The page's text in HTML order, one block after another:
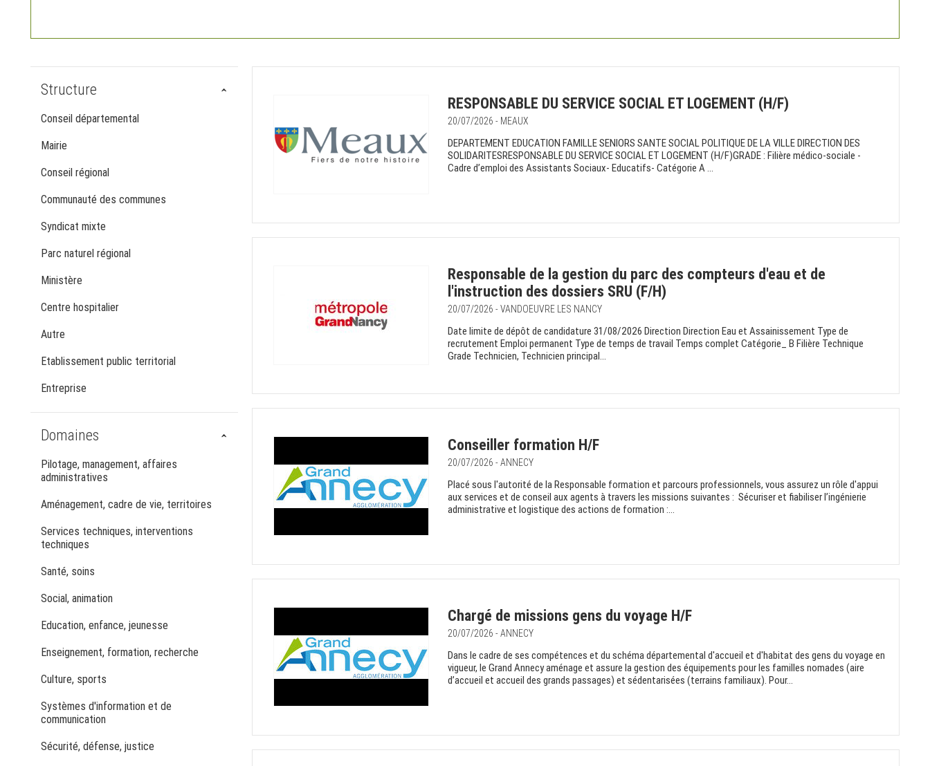
Structure
Conseil départemental
Mairie
Conseil régional
Communauté des communes
Syndicat mixte
Parc naturel régional
Ministère
Centre hospitalier
Autre
Etablissement public territorial
Entreprise
Domaines
Pilotage, management, affaires
administratives
Aménagement, cadre de vie, territoires
Services techniques, interventions
techniques
Santé, soins
Social, animation
Education, enfance, jeunesse
Enseignement, formation, recherche
Culture, sports
Systèmes d'information et de
communication
Sécurité, défense, justice
RESPONSABLE DU SERVICE SOCIAL ET LOGEMENT (H/F)
20/07/2026 - MEAUX
DEPARTEMENT EDUCATION FAMILLE SENIORS SANTE SOCIAL POLITIQUE DE LA VILLE DIRECTION DES
SOLIDARITESRESPONSABLE DU SERVICE SOCIAL ET LOGEMENT (H/F)GRADE : Filière médico-sociale -
Cadre d’emploi des Assistants Sociaux- Educatifs- Catégorie A ...
Responsable de la gestion du parc des compteurs d'eau et de
l'instruction des dossiers SRU (F/H)
20/07/2026 - VANDOEUVRE LES NANCY
Date limite de dépôt de candidature 31/08/2026 Direction Direction Eau et Assainissement Type de
recrutement Emploi permanent Type de temps de travail Temps complet Catégorie_ B Filière Technique
Grade Technicien, Technicien principal...
Conseiller formation H/F
20/07/2026 - ANNECY
Placé sous l'autorité de la Responsable formation et parcours professionnels, vous assurez un rôle d'appui
aux services et de conseil aux agents à travers les missions suivantes : Sécuriser et fiabiliser l’ingénierie
administrative et logistique des actions de formation :...
Chargé de missions gens du voyage H/F
20/07/2026 - ANNECY
Dans le cadre de ses compétences et du schéma départemental d'accueil et d'habitat des gens du voyage en
vigueur, le Grand Annecy aménage et assure la gestion des équipements pour les familles nomades (aire
d’accueil et accueil des grands passages) et sédentarisées (terrains familiaux). Pour...